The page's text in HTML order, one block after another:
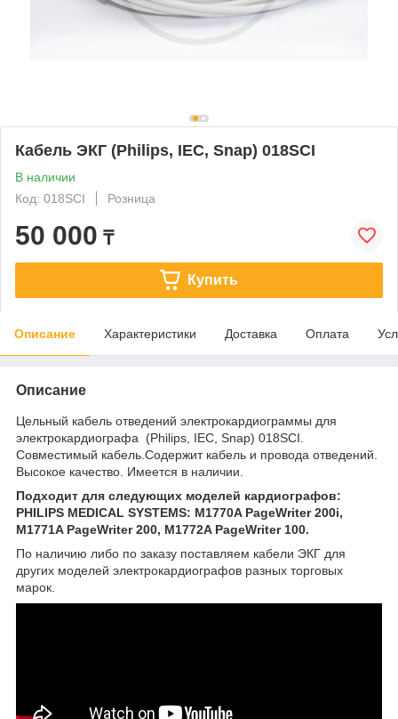
Кабель ЭКГ (Philips, IEC, Snap) 018SCI
В наличии
Код: 018SCI
Розница
50 000 ₸
Купить
Описание Характеристики Доставка Оплата
Описание
Цельный кабель отведений электрокардиограммы для
электрокардиографа (Philips, IEC, Snap) 018SCI.
Совместимый кабель.Содержит кабель и провода отведений.
Высокое качество. Имеется в наличии.
Подходит для следующих моделей кардиографов:
PHILIPS MEDICAL SYSTEMS: M1770A PageWriter 200i,
M1771A PageWriter 200, M1772A PageWriter 100.
По наличию либо по заказу поставляем кабели ЭКГ для
других моделей электрокардиографов разных торговых
марок.